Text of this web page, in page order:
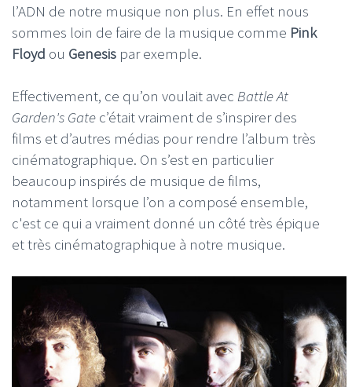
l’ADN de notre musique non plus. En effet nous
sommes loin de faire de la musique comme Pink
Floyd ou Genesis par exemple.
Effectivement, ce qu’on voulait avec Battle At
Garden's Gate c’était vraiment de s’inspirer des
films et d’autres médias pour rendre l’album très
cinématographique. On s’est en particulier
beaucoup inspirés de musique de films,
notamment lorsque l’on a composé ensemble,
c'est ce qui a vraiment donné un côté très épique
et très cinématographique à notre musique.